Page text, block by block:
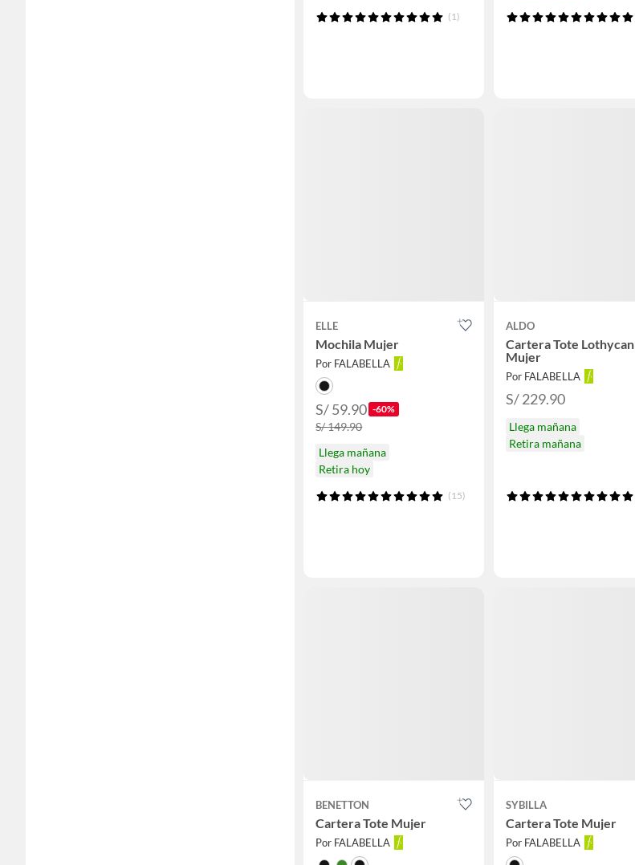
(1)
ELLE
Mochila Mujer
Por FALABELLA
S/ 59.90 -60%
S/ 149.90
Llega mañana
Retira hoy
(15)
ALDO
Cartera Tote Lothycan
Mujer
Por FALABELLA
S/ 229.90
Llega mañana
Retira mañana
BENETTON
Cartera Tote Mujer
Por FALABELLA
SYBILLA
Cartera Tote Mujer
Por FALABELLA